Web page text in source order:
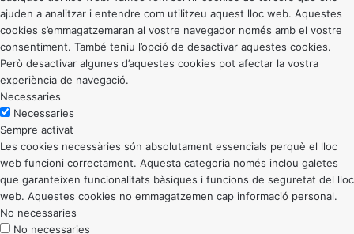
ajuden a analitzar i entendre com utilitzeu aquest lloc web. Aquestes
cookies s’emmagatzemaran al vostre navegador només amb el vostre
consentiment. També teniu l’opció de desactivar aquestes cookies.
Però desactivar algunes d’aquestes cookies pot afectar la vostra
experiència de navegació.
Necessaries
Necessaries
Sempre activat
Les cookies necessàries són absolutament essencials perquè el lloc
web funcioni correctament. Aquesta categoria només inclou galetes
que garanteixen funcionalitats bàsiques i funcions de seguretat del lloc
web. Aquestes cookies no emmagatzemen cap informació personal.
No necessaries
No necessaries